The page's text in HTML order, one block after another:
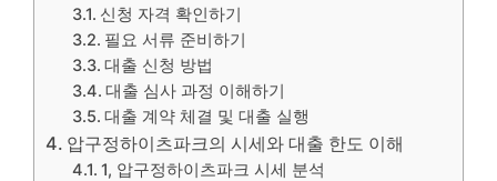
신청 자격 확인하기
필요 서류 준비하기
대출 신청 방법
대출 심사 과정 이해하기
대출 계약 체결 및 대출 실행
압구정하이츠파크의 시세와 대출 한도 이해
1, 압구정하이츠파크 시세 분석